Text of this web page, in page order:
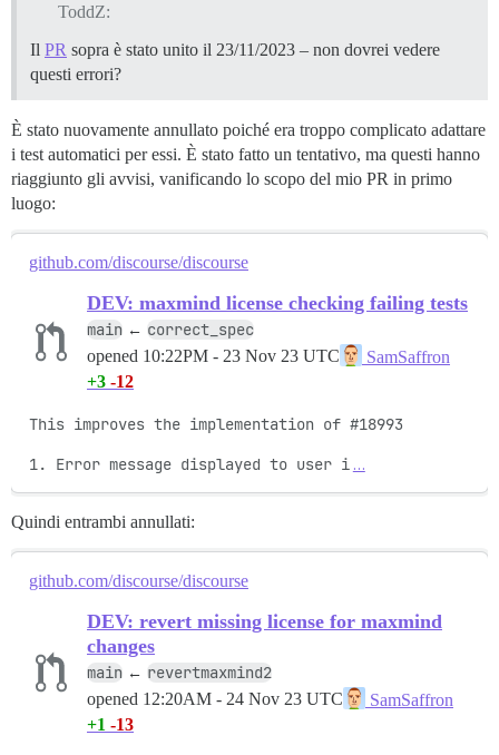
ToddZ:
Il PR sopra è stato unito il 23/11/2023 – non dovrei vedere
questi errori?
È stato nuovamente annullato poiché era troppo complicato adattare
i test automatici per essi. È stato fatto un tentativo, ma questi hanno
riaggiunto gli avvisi, vanificando lo scopo del mio PR in primo
luogo:
github.com/discourse/discourse
DEV: maxmind license checking failing tests
main ← correct_spec
opened 10:22PM - 23 Nov 23 UTC
SamSaffron
+3 -12
This improves the implementation of #18993
1. Error message displayed to user i …
Quindi entrambi annullati:
github.com/discourse/discourse
DEV: revert missing license for maxmind
changes
main ← revertmaxmind2
opened 12:20AM - 24 Nov 23 UTC
SamSaffron
+1 -13